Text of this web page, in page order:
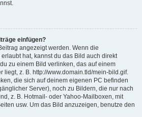
einfügen?
angezeigt werden. Wenn die
hat, kannst du das Bild auch direkt
zu einem Bild verlinken, das auf einem
liegt, z. B. http://www.domain.tld/mein-bild.gif.
die sich auf deinem eigenen PC befinden
Server), noch zu Bildern, die nur nach
z. B. Hotmail- oder Yahoo-Mailboxen, mit
usw. Um das Bild anzuzeigen, benutze den